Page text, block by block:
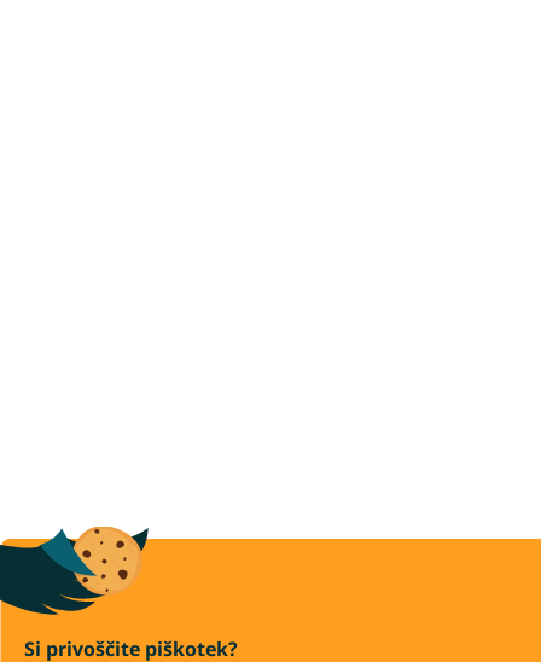
Si privoščite piškotek?